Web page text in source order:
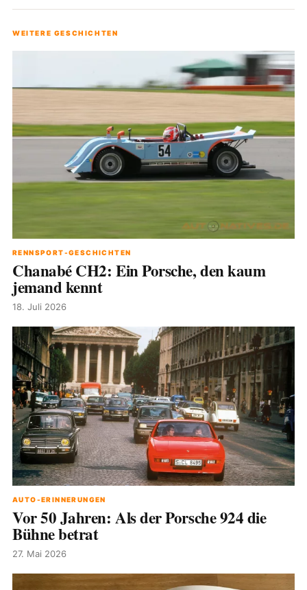
WEITERE GESCHICHTEN
RENNSPORT-GESCHICHTEN
Chanabé CH2: Ein Porsche, den kaum
jemand kennt
18. Juli 2026
AUTO-ERINNERUNGEN
Vor 50 Jahren: Als der Porsche 924 die
Bühne betrat
27. Mai 2026